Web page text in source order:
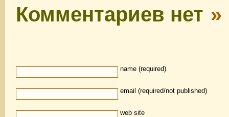
Комментариев нет »
name (required)
email (required/not published)
web site